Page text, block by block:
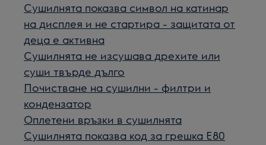
Сушилнята показва символ на катинар
на дисплея и не стартира - защитата от
деца е активна
Сушилнята не изсушава дрехите или
суши твърде дълго
Почистване на сушилни - филтри и
кондензатор
Оплетени връзки в сушилнята
Сушилнята показва код за грешка Е80